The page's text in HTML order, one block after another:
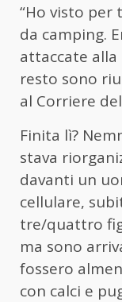
“Ho visto
da camping.
attaccate alla
resto sono
al Corriere
Finita lì?
stava
davanti un
cellulare,
tre/quattro
ma sono
fossero
con calci e